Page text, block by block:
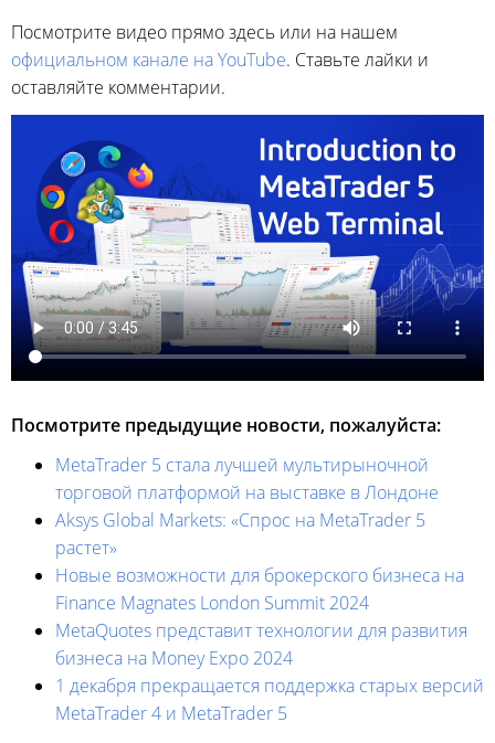
Посмотрите видео прямо здесь или на нашем
официальном канале на YouTube. Ставьте лайки и
оставляйте комментарии.
Посмотрите предыдущие новости, пожалуйста:
MetaTrader 5 стала лучшей мультирыночной
торговой платформой на выставке в Лондоне
Aksys Global Markets: «Спрос на MetaTrader 5
растет»
Новые возможности для брокерского бизнеса на
Finance Magnates London Summit 2024
MetaQuotes представит технологии для развития
бизнеса на Money Expo 2024
1 декабря прекращается поддержка старых версий
MetaTrader 4 и MetaTrader 5